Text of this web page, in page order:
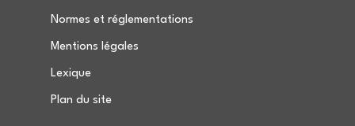
Normes et réglementations
Mentions légales
Lexique
Plan du site